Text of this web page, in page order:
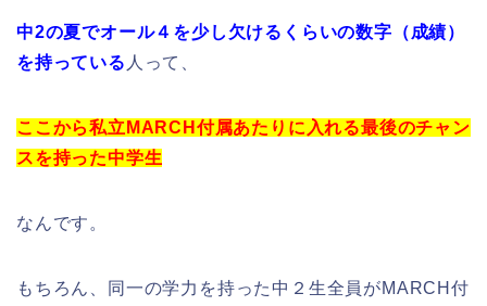
中2の夏でオール４を少し欠けるくらいの数字（成績）
を持っている 人って、
ここから私立MARCH付属あたりに入れる最後のチャン
スを持った中学生
なんです。
もちろん、同一の学力を持った中２生全員がMARCH付